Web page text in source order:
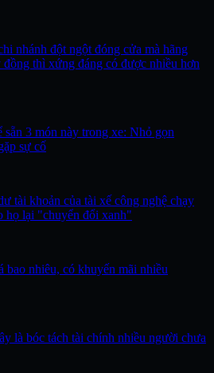
nhánh đột ngột đóng cửa mà hãng
thì xứng đáng có được nhiều hơn
3 món này trong xe: Nhỏ gọn
sự cố
tài khoản của tài xế công nghệ chạy
họ lại "chuyển đổi xanh"
bao nhiêu, có khuyến mãi nhiều
là bóc tách tài chính nhiều người chưa